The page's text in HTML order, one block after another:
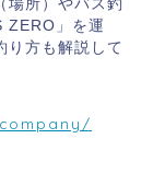
場所）やバス釣
ZERO」を運
り方も解説して